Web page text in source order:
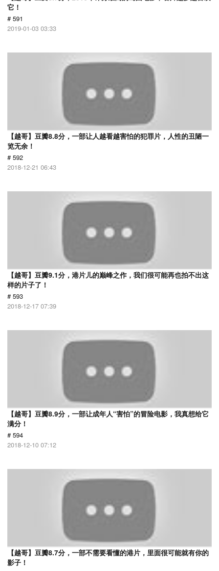
它！
# 591
2019-01-03 03:33
【越哥】豆瓣8.8分，一部让人越看越害怕的犯罪片，人性的丑陋一
览无余！
# 592
2018-12-21 06:43
【越哥】豆瓣9.1分，港片儿的巅峰之作，我们很可能再也拍不出这
样的片子了！
# 593
2018-12-17 07:39
【越哥】豆瓣8.9分，一部让成年人“害怕”的冒险电影，我真想给它
满分！
# 594
2018-12-10 07:12
【越哥】豆瓣8.7分，一部不需要看懂的港片，里面很可能就有你的
影子！